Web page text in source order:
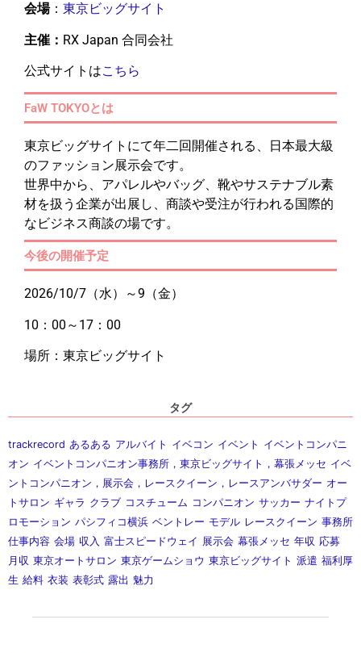
会場： 東京ビッグサイト
主催： RX Japan 合同会社
公式サイトはこちら
FaW TOKYOとは
東京ビッグサイトにて年二回開催される、日本最大級
のファッション展示会です。
世界中から、アパレルやバッグ、靴やサステナブル素
材を扱う企業が出展し、商談や受注が行われる国際的
なビジネス商談の場です。
今後の開催予定
2026/10/7（水）～9（金）
10：00～17：00
場所：東京ビッグサイト
タグ
trackrecord あるある アルバイト イベコン イベント イベントコンパニ
オン イベントコンパニオン事務所，東京ビッグサイト，幕張メッセ イベ
ントコンパニオン，展示会，レースクイーン，レースアンバサダー オー
トサロン ギャラ クラブ コスチューム コンパニオン サッカー ナイトプ
ロモーション パシフィコ横浜 ベントレー モデル レースクイーン 事務所
仕事内容 会場 収入 富士スピードウェイ 展示会 幕張メッセ 年収 応募
月収 東京オートサロン 東京ゲームショウ 東京ビッグサイト 派遣 福利厚
生 給料 衣装 表彰式 露出 魅力